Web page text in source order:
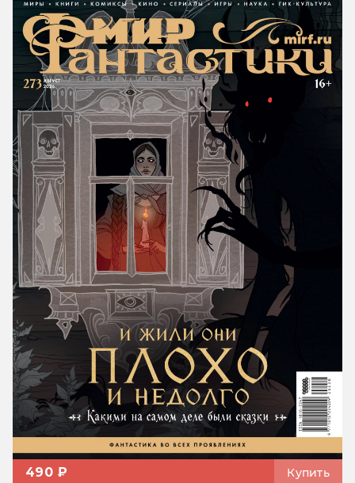
490 ₽ Купить